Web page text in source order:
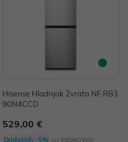
Hisense Hladnjak 2vrata NF,RB3
90N4CCD
529,00 €
Dodatnih -5% uz PROMO KOD